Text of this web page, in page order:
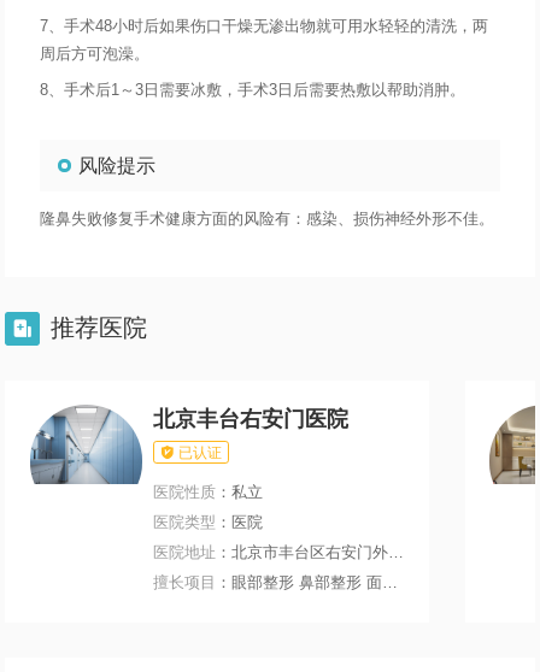
7、手术48小时后如果伤口干燥无渗出物就可用水轻轻的清洗，两
周后方可泡澡。
8、手术后1～3日需要冰敷，手术3日后需要热敷以帮助消肿。
风险提示
隆鼻失败修复手术健康方面的风险有：感染、损伤神经外形不佳。
 推荐医院
北京丰台右安门医院
 已认证
医院性质 ：私立
医院类型 ：医院
医院地址 ：北京市丰台区右安门外大街199号
擅长项目 ：眼部整形 鼻部整形 面部轮廓 微整注射